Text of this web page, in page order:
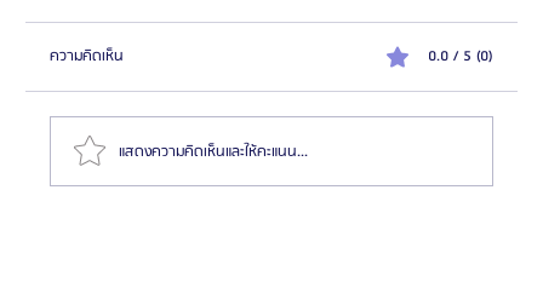
ความคิดเห็น 0.0 / 5 (0)
แสดงความคิดเห็นและให้คะแนน...